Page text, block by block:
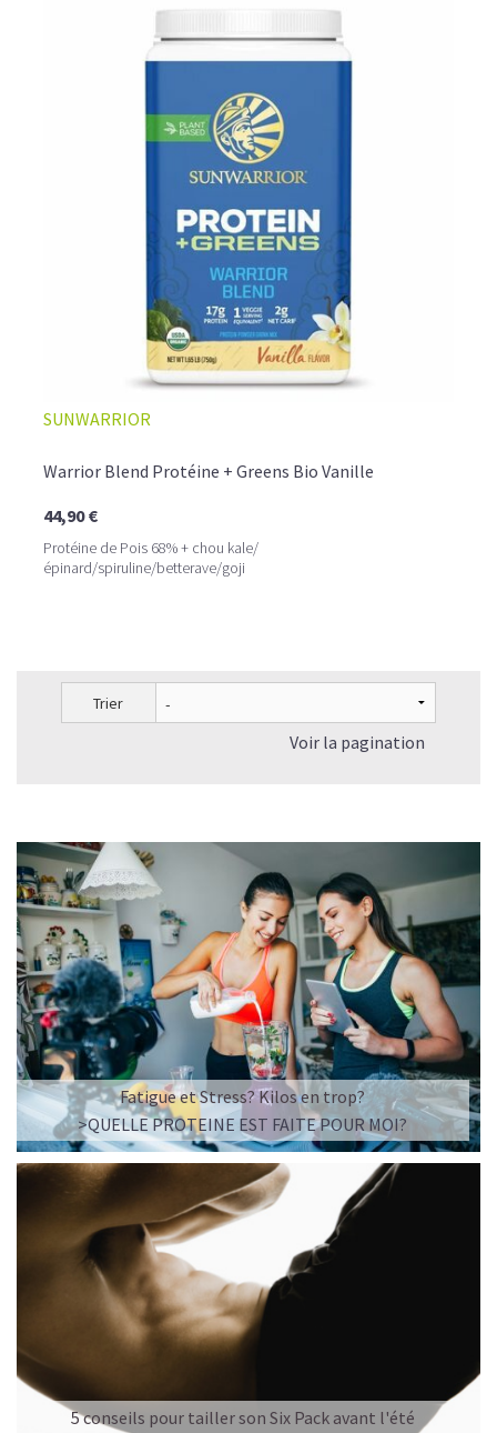
SUNWARRIOR
Warrior Blend Protéine + Greens Bio Vanille
44,90 €
Protéine de Pois 68% + chou kale/
épinard/spiruline/betterave/goji
Trier
Voir la pagination
Fatigue et Stress? Kilos en trop?
>QUELLE PROTEINE EST FAITE POUR MOI?
5 conseils pour tailler son Six Pack avant l'été